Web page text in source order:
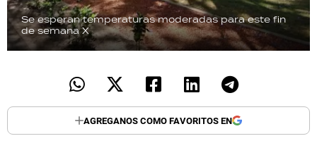
Se esperan temperaturas moderadas para este fin
de semanaX
AGREGANOS COMO FAVORITOS EN